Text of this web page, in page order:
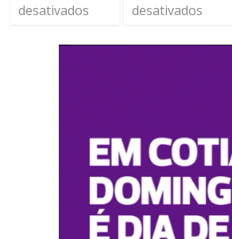
desativados
desativados